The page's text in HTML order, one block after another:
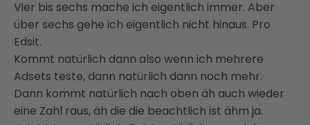
Vier bis sechs mache ich eigentlich immer. Aber
über sechs gehe ich eigentlich nicht hinaus. Pro
Edsit.
Kommt natürlich dann also wenn ich mehrere
Adsets teste, dann natürlich dann noch mehr.
Dann kommt natürlich nach oben äh auch wieder
eine Zahl raus, äh die die beachtlich ist ähm ja.